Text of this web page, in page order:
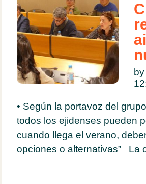
• Según la portavoz del
todos los ejidenses pueden
cuando llega el verano,
opciones o alternativas” La